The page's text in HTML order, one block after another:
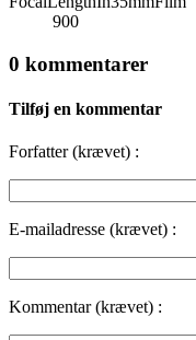
900
0 kommentarer
Tilføj en kommentar
Forfatter (krævet) :
E-mailadresse (krævet) :
Kommentar (krævet) :